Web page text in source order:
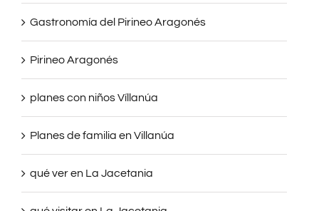
Gastronomía del Pirineo Aragonés
Pirineo Aragonés
planes con niños Víllanúa
Planes de familia en Villanúa
qué ver en La Jacetania